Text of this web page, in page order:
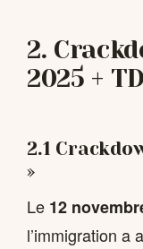
2.
2025 +
2.1
»
Le 12
l’immigration a